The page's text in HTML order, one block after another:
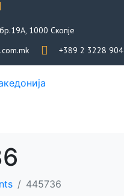
1000 Скопје
+389 2 3228 904
445736